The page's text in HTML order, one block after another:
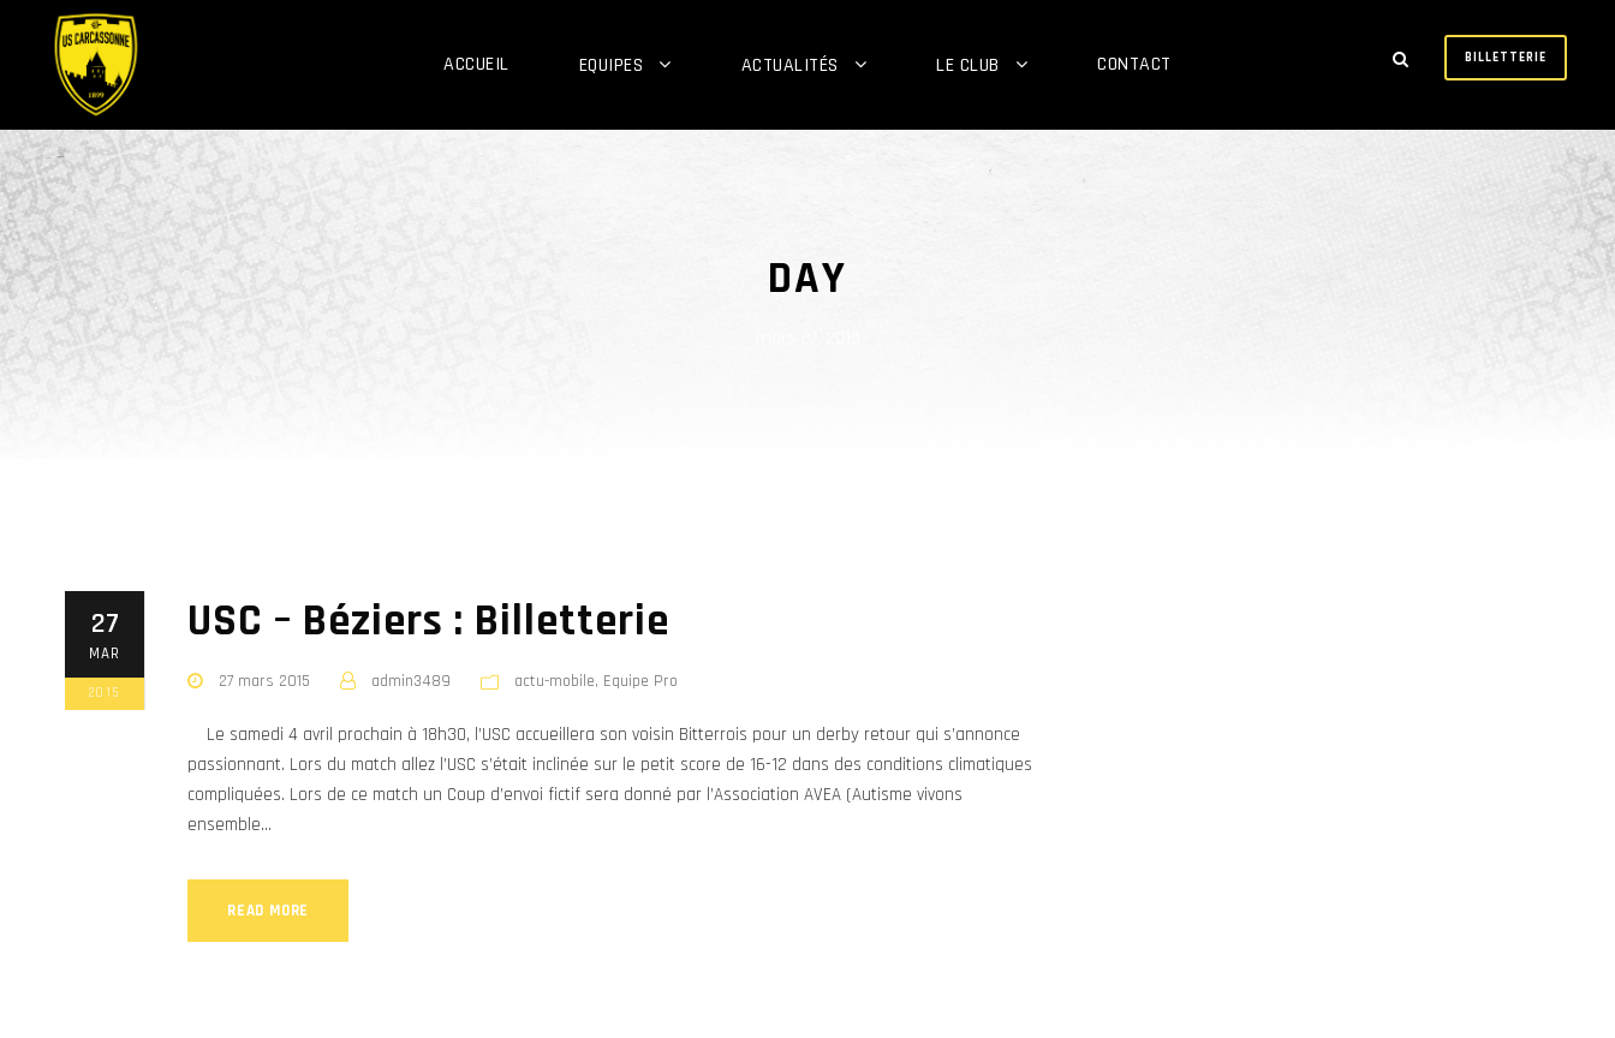
ACCUEIL EQUIPES ACTUALITÉS LE CLUB CONTACT BILLETTERIE
DAY
27
MAR
2015
USC – Béziers : Billetterie
27 mars 2015 admin3489 actu-mobile, Equipe Pro
Le samedi 4 avril prochain à 18h30, l’USC accueillera son voisin Bitterrois pour un derby retour qui s’annonce
passionnant. Lors du match allez l’USC s’était inclinée sur le petit score de 16-12 dans des conditions climatiques
compliquées. Lors de ce match un Coup d’envoi fictif sera donné par l’Association AVEA (Autisme vivons
ensemble...
READ MORE